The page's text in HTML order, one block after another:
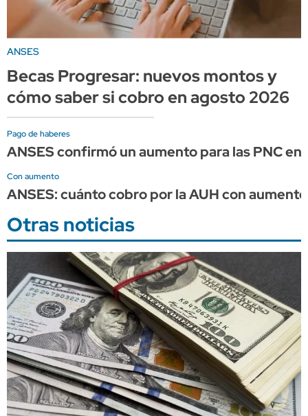
ANSES
Becas Progresar: nuevos montos y
cómo saber si cobro en agosto 2026
Pago de haberes
ANSES confirmó un aumento para las PNC
Con aumento
ANSES: cuánto cobro por la AUH con
Otras noticias